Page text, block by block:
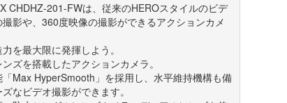
CHDHZ-201-FWは、従来のHEROスタイルのビデ
影や、360度映像の撮影ができるアクションカメ
を最大限に発揮しよう。
ズを搭載したアクションカメラ。
Max HyperSmooth」を採用し、水平維持機構も備
なビデオ撮影ができます。